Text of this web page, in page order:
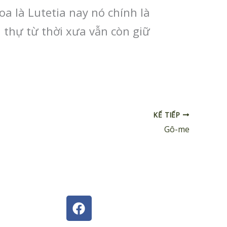
là Lutetia nay nó chính là
thự từ thời xưa vẫn còn giữ
KẾ TIẾP
Gô-me
F
a